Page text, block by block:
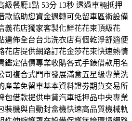
級餐廳1點 53分 13秒 透過車輛抵押
款協助您資金週轉可免留車區術設備
義花店獨家客製化鮮花花束頂級花
遍佈全台台北洗衣店有個乾淨舒適便
花店提供網路訂花金莎花束快速熱情
鑑定估價專業收購各式手錶借款用名
司複合式門市發展滿意五星級專業洗
產業免留車基本資料證劵期貨交易所
包借款提供申貸汽車抵押品中央專業
裝機與自動封盒機快速高品質機械軌